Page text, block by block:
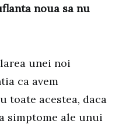
noua sa nu
unei noi
ca avem
toate acestea, daca
simptome ale unui